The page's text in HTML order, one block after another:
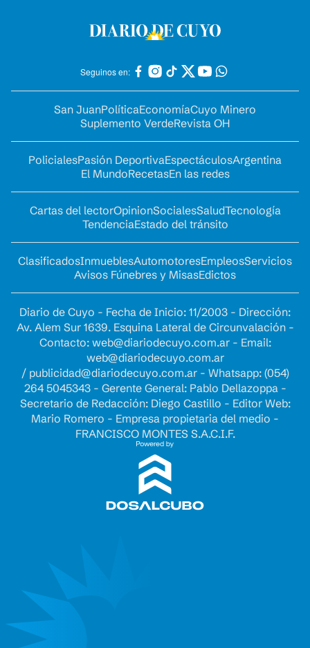
Seguinos en:
San JuanPolíticaEconomíaCuyo Minero
Suplemento VerdeRevista OH
PolicialesPasión DeportivaEspectáculosArgentina
El MundoRecetasEn las redes
Cartas del lectorOpinionSocialesSaludTecnología
TendenciaEstado del tránsito
ClasificadosInmueblesAutomotoresEmpleosServicios
Avisos Fúnebres y MisasEdictos
Diario de Cuyo - Fecha de Inicio: 11/2003 - Dirección:
Av. Alem Sur 1639. Esquina Lateral de Circunvalación -
Contacto: web@diariodecuyo.com.ar- Email:
web@diariodecuyo.com.ar
/ publicidad@diariodecuyo.com.ar- Whatsapp: (054)
264 5045343 - Gerente General: Pablo Dellazoppa -
Secretario de Redacción: Diego Castillo - Editor Web:
Mario Romero - Empresa propietaria del medio -
FRANCISCO MONTES S.A.C.I.F.